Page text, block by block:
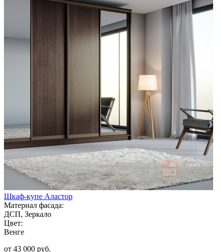
Шкаф-купе Аластор
Материал фасада:
ДСП, Зеркало
Цвет:
Венге
от 43 000 руб.